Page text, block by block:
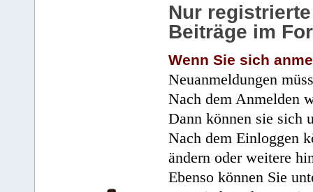
Nur
Beiträge im
Wenn Sie sich
Neuanmeldungen
Nach dem Anmelden
Dann können sie sich
Nach dem Einloggen
ändern oder weitere
Ebenso können Sie